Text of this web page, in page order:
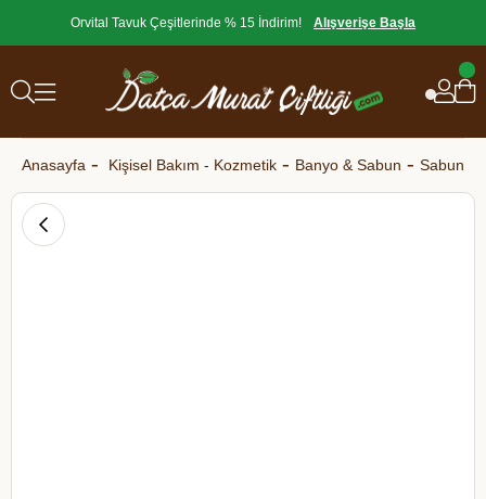
Orvital Tavuk Çeşitlerinde % 15 İndirim! Alışverişe Başla
Anasayfa Kişisel Bakım - Kozmetik Banyo & Sabun Sabun